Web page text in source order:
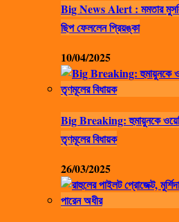
Big News Alert : মমতার
ছিপ ফেললেন প্রিয়ঙ্কা
10/04/2025
Big Breaking: হুমায়ুনকে
তৃণমূলের বিধায়ক
26/03/2025